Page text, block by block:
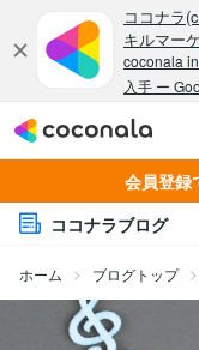
会員登録
ココナラブログ
ホーム ブログトップ